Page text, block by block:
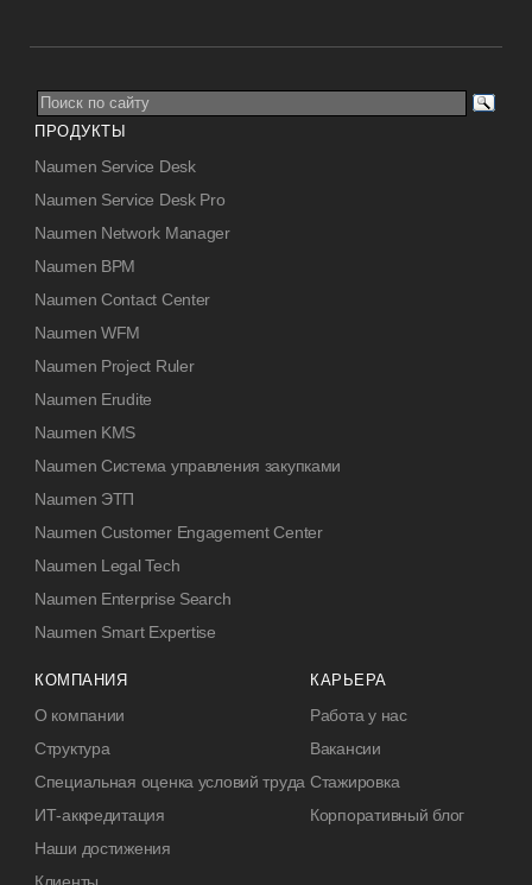
ПРОДУКТЫ
Naumen Service Desk
Naumen Service Desk Pro
Naumen Network Manager
Naumen BPM
Naumen Contact Center
Naumen WFM
Naumen Project Ruler
Naumen Erudite
Naumen KMS
Naumen Система управления закупками
Naumen ЭТП
Naumen Customer Engagement Center
Naumen Legal Tech
Naumen Enterprise Search
Naumen Smart Expertise
КОМПАНИЯ
О компании
Структура
Специальная оценка условий труда
ИТ-аккредитация
Наши достижения
КАРЬЕРА
Работа у нас
Вакансии
Стажировка
Корпоративный блог